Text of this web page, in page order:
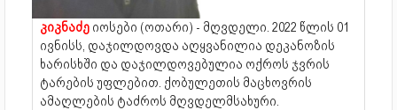
კიკნაძე იოსები (ოთარი) - მღვდელი. 2022 წლის 01
ივნისს, დაჯილდოვდა აღყვანილია დეკანოზის
ხარისხში და დაჯილდოვებულია ოქროს ჯვრის
ტარების უფლებით. ქობულეთის მაცხოვრის
ამაღლების ტაძროს მღვდელმსახური.